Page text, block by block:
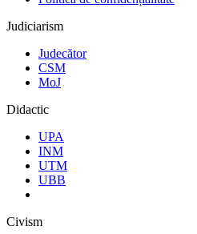
Judiciarism
Judecător
CSM
MoJ
Didactic
UPA
INM
UTM
UBB
Civism